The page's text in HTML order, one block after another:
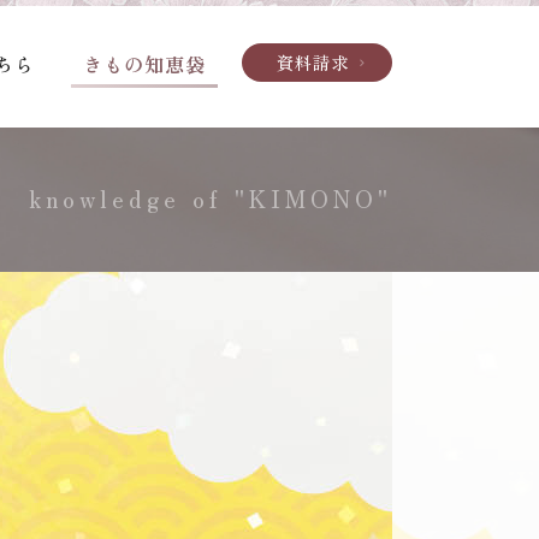
ら きもの知恵袋 資料請求 chevron_right
knowledge of "KIMONO"